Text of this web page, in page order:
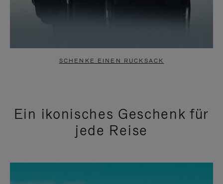
SCHENKE EINEN RUCKSACK
Ein ikonisches Geschenk für
jede Reise